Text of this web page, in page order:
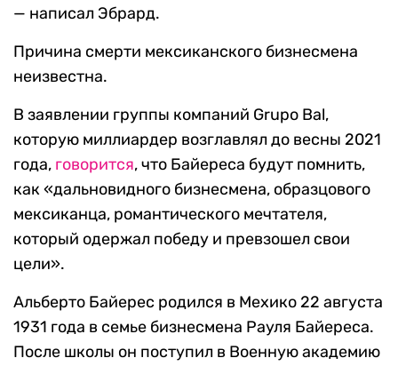
— написал Эбрард.
Причина смерти мексиканского бизнесмена
неизвестна.
В заявлении группы компаний Grupo Bal,
которую миллиардер возглавлял до весны 2021
года, говорится, что Байереса будут помнить,
как «дальновидного бизнесмена, образцового
мексиканца, романтического мечтателя,
который одержал победу и превзошел свои
цели».
Альберто Байерес родился в Мехико 22 августа
1931 года в семье бизнесмена Рауля Байереса.
После школы он поступил в Военную академию